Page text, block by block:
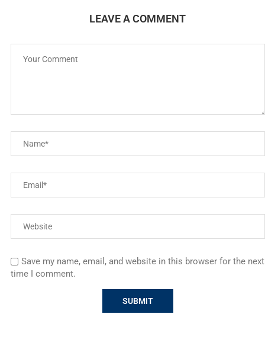
LEAVE A COMMENT
Save my name, email, and website in this browser for the next
time I comment.